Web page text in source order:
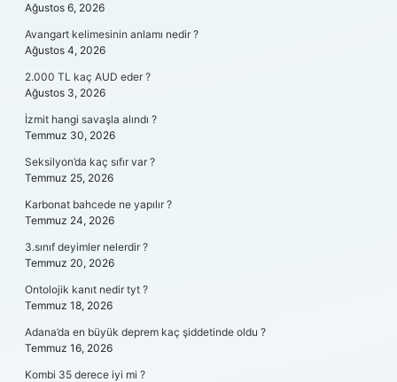
Ağustos 6, 2026
Avangart kelimesinin anlamı nedir ?
Ağustos 4, 2026
2.000 TL kaç AUD eder ?
Ağustos 3, 2026
İzmit hangi savaşla alındı ?
Temmuz 30, 2026
Seksilyon’da kaç sıfır var ?
Temmuz 25, 2026
Karbonat bahcede ne yapılır ?
Temmuz 24, 2026
3.sınıf deyimler nelerdir ?
Temmuz 20, 2026
Ontolojik kanıt nedir tyt ?
Temmuz 18, 2026
Adana’da en büyük deprem kaç şiddetinde oldu ?
Temmuz 16, 2026
Kombi 35 derece iyi mi ?